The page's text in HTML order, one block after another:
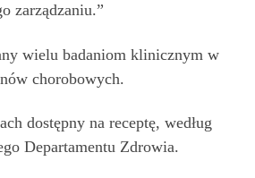
zarządzaniu.”
wielu badaniom klinicznym w
chorobowych.
dostępny na receptę, według
Departamentu Zdrowia.